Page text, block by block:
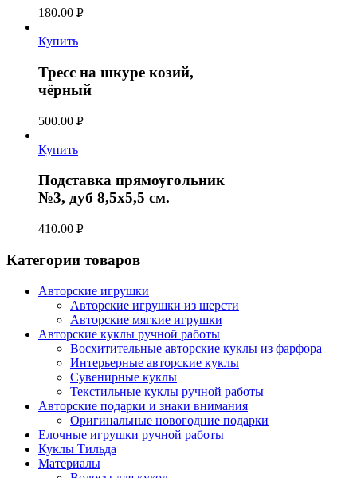
180.00 Р
Купить
Тресс на шкуре козий,
чёрный
500.00 Р
Купить
Подставка прямоугольник
№3, дуб 8,5х5,5 см.
410.00 Р
Категории товаров
Авторские игрушки
Авторские игрушки из шерсти
Авторские мягкие игрушки
Авторские куклы ручной работы
Восхитительные авторские куклы из фарфора
Интерьерные авторские куклы
Сувенирные куклы
Текстильные куклы ручной работы
Авторские подарки и знаки внимания
Оригинальные новогодние подарки
Елочные игрушки ручной работы
Куклы Тильда
Материалы